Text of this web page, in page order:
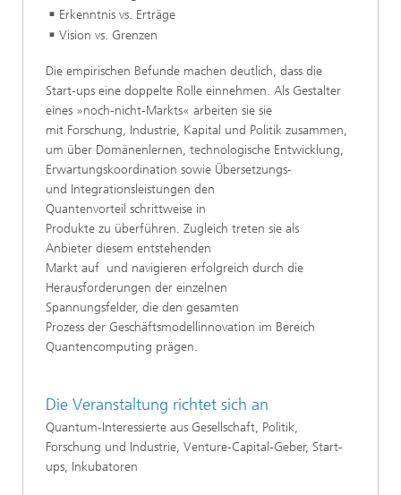
​Erkenntnis vs. Erträge
​Vision vs. Grenzen
​Die empirischen Befunde machen deutlich, dass die
Start-ups eine doppelte Rolle einnehmen. Als Gestalter
eines »noch-nicht-Markts« arbeiten sie sie
mit Forschung, Industrie, Kapital und Politik zusammen,
um über Domänenlernen, technologische Entwicklung,
Erwartungskoordination sowie Übersetzungs-
und Integrationsleistungen den
Quantenvorteil schrittweise in
Produkte zu überführen. Zugleich treten sie als
Anbieter diesem entstehenden
Markt auf und navigieren erfolgreich durch die
Herausforderungen der einzelnen
Spannungsfelder, die den gesamten
Prozess der Geschäftsmodellinnovation im Bereich
Quantencomputing prägen. ​​​
Die Veranstaltung richtet sich an
Quantum-Interessierte aus Gesellschaft, Politik,
Forschung und Industrie, Venture-Capital-Geber, Start-
ups, Inkubatoren​